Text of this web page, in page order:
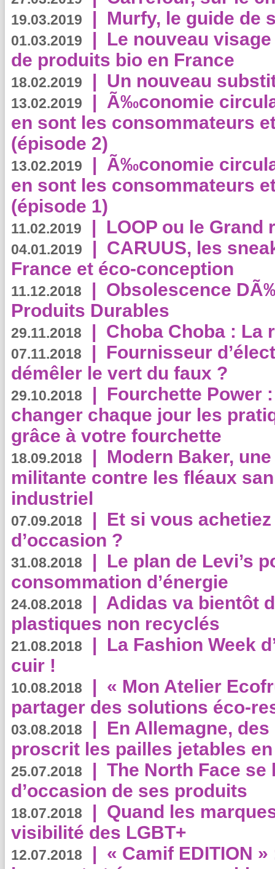
19.03.2019 | Murfy, le guide de
01.03.2019 | Le nouveau
de produits bio en France
18.02.2019 | Un nouveau
13.02.2019 | Ã‰conomie
en sont les consommateurs
(épisode 2)
13.02.2019 | Ã‰conomie
en sont les consommateurs
(épisode 1)
11.02.2019 | LOOP ou le Grand
04.01.2019 | CARUUS, les
France et éco-conception
11.12.2018 | Obsolescence
Produits Durables
29.11.2018 | Choba Choba : La
07.11.2018 | Fournisseur
démêler le vert du faux ?
29.10.2018 | Fourchette Power
changer chaque jour les
grâce à votre fourchette
18.09.2018 | Modern Baker,
militante contre les fléaux
industriel
07.09.2018 | Et si vous
d’occasion ?
31.08.2018 | Le plan de Levi’s
consommation d’énergie
24.08.2018 | Adidas va bientôt
plastiques non recyclés
21.08.2018 | La Fashion Week
cuir !
10.08.2018 | « Mon Atelier
partager des solutions éco-
03.08.2018 | En Allemagne,
proscrit les pailles jetables
25.07.2018 | The North Face se
d’occasion de ses produits
18.07.2018 | Quand les
visibilité des LGBT+
12.07.2018 | « Camif EDITION